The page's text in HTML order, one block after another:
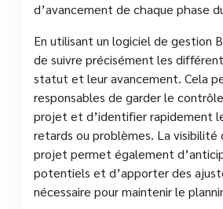
d’avancement de chaque phase
En utilisant un logiciel de gestion
de suivre précisément les
statut et leur avancement. Cela
responsables de garder le
projet et d’identifier rapidement
retards ou problèmes. La visibilité
projet permet également
potentiels et d’apporter des
nécessaire pour maintenir le